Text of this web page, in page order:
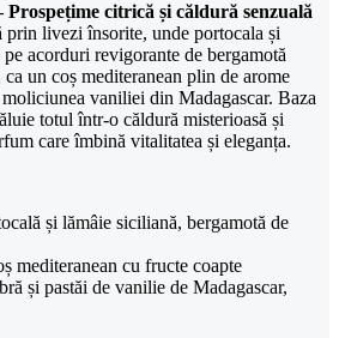
citrică și căldură senzuală
prin livezi însorite, unde portocala și
acorduri revigorante de bergamotă
un coș mediteranean plin de arome
vaniliei din Madagascar. Baza
totul într-o căldură misterioasă și
care îmbină vitalitatea și eleganța.
și lămâie siciliană, bergamotă de
mediteranean cu fructe coapte
și pastăi de vanilie de Madagascar,